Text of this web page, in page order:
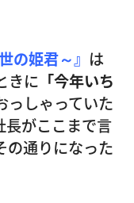
の姫君～』 は
きに 「今年いち
っしゃっていた
長がここまで言
通りになった